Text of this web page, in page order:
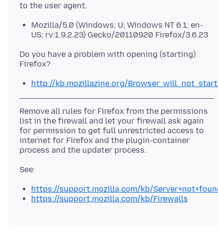
Mozilla/5.0 (Windows; U; Windows NT 6.1; en-
US; rv:1.9.2.23) Gecko/20110920 Firefox/3.6.23
Do you have a problem with opening (starting)
http://kb.mozillazine.org/
Remove all rules for Firefox from the permissions
list in the firewall and let your firewall ask again
for permission to get full unrestricted access to
internet for Firefox and the plugin-container
https://support.mozilla.com/kb/
https://support.mozilla.com/kb/Firewalls